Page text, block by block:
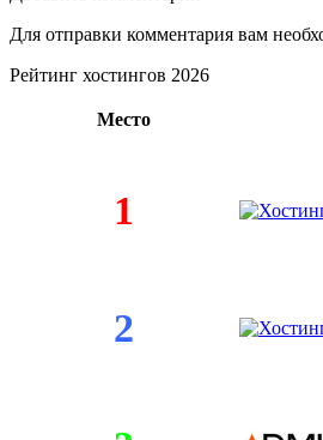
Для отправки комментария вам
Рейтинг хостингов 2026
Место
1
2